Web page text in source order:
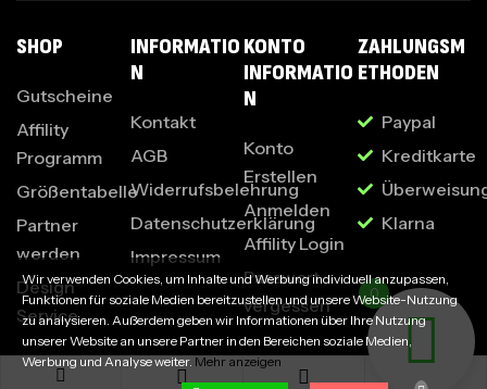
SHOP
Gutscheine
Affility
Programm
Größentabelle
Partner
werden
Design
Service
INFORMATIO
N
Kontakt
AGB
Widerrufsbelehrung
Datenschutzerklärung
Impressum
KONTO
INFORMATIO
N
Konto
Erstellen
Anmelden
Affility Login
Passwort
vergessen
ZAHLUNGSM
ETHODEN
Paypal
Kreditkarte
Klarna
Wir verwenden Cookies, um Inhalte und Werbung individuell anzupassen,
Funktionen für soziale Medien bereitzustellen und unsere Website-Nutzung
zu analysieren. Außerdem geben wir Informationen über Ihre Nutzung
unserer Website an unsere Partner in den Bereichen soziale Medien,
Werbung und Analyse weiter. Mehr anzeigen
0